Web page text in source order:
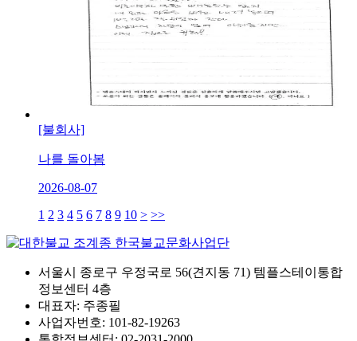
[불회사]
나를 돌아봄
2026-08-07
1 2 3 4 5 6 7 8 9 10 > >>
서울시 종로구 우정국로 56(견지동 71) 템플스테이통합
정보센터 4층
대표자: 주종필
사업자번호: 101-82-19263